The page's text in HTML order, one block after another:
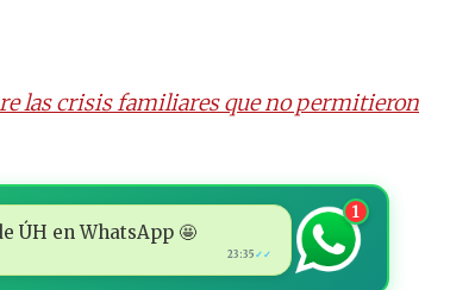
las crisis familiares que no permitieron
ÚH en WhatsApp 🤩
23:35 ✓✓
1